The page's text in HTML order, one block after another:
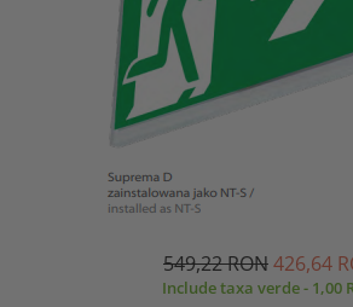
549,22 RON426,64
Include taxa verde - 1,00